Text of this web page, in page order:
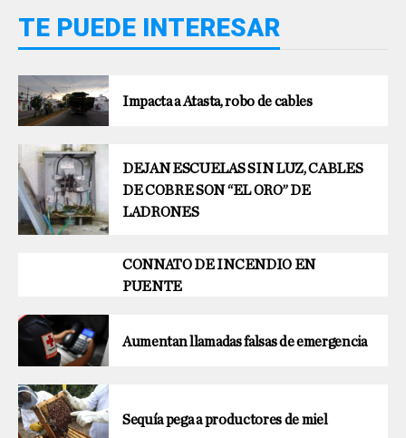
TE PUEDE INTERESAR
Impacta a Atasta, robo de cables
DEJAN ESCUELAS SIN LUZ, CABLES
DE COBRE SON “EL ORO” DE
LADRONES
CONNATO DE INCENDIO EN
PUENTE
Aumentan llamadas falsas de emergencia
Sequía pega a productores de miel